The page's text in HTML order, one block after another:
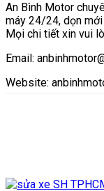
An Bình Motor
máy 24/24, dọn
Mọi chi tiết xin vui
Email:
Website: